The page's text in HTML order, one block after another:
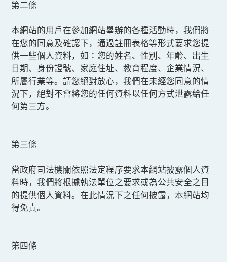
EN
第二條
本網站的用戶在參加網站舉辦的各種活動時，我們將
在您的同意及確認下，通過註冊表格等形式要求您提
供一些個人資料，如∶您的姓名、性別、年齡、出生
日期、身份證號、家庭住址、教育程度、企業情況、
所屬行業等。請您絕對放心，我們在未經您同意的情
況下，絕對不會將您的任何資料以任何方式泄露給任
何第三方。
第三條
當政府司法機關依照法定程序要求本網站披露個人資
料時，我們將根據執法單位之要求或為公共安全之目
的提供個人資料。在此情況下之任何披露，本網站均
得免責。
第四條